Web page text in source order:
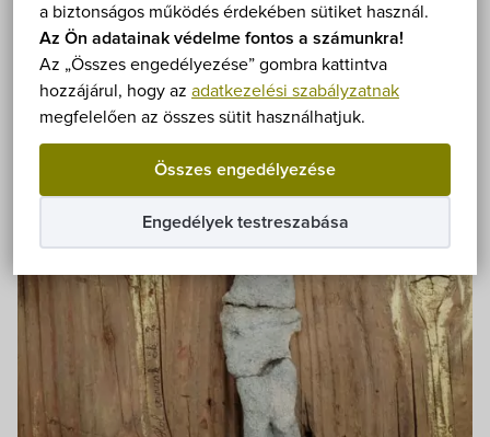
a biztonságos működés érdekében sütiket használ.
Az Ön adatainak védelme fontos a számunkra!
Az „Összes engedélyezése” gombra kattintva
hozzájárul, hogy az adatkezelési szabályzatnak
megfelelően az összes sütit használhatjuk.
Összes engedélyezése
Engedélyek testreszabása
Éghajlat
Hegykő történelme
Programok
Önkormányzat
Hírek
Képviselő-testület
Választási információk
Hegykő, könyvtár 9437 Hegykő, Szent Mihály utca
13. 1.emelet
Mutasd a térképen
Ingyenes